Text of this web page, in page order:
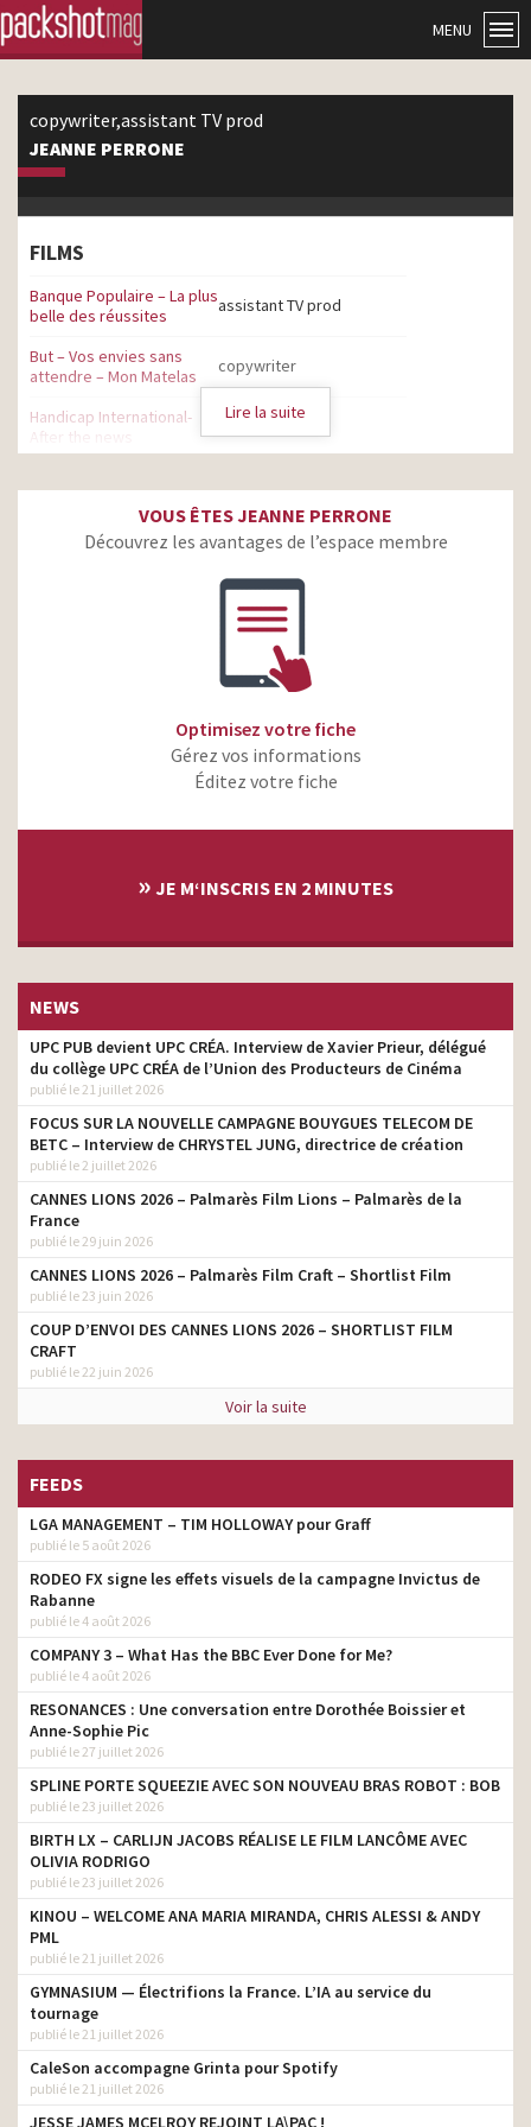
MENU
copywriter,assistant TV prod
JEANNE PERRONE
FILMS
Banque Populaire – La plus
belle des réussites
assistant TV prod
But – Vos envies sans
attendre – Mon Matelas
copywriter
Handicap International-
After the news
attendre – Mon Fauteuil
copywriter
Lire la suite
VOUS ÊTES JEANNE PERRONE
Découvrez les avantages de l’espace membre
Optimisez votre fiche
Gérez vos informations
Éditez votre fiche
» JE M‘INSCRIS EN 2 MINUTES
NEWS
UPC PUB devient UPC CRÉA. Interview de Xavier Prieur, délégué
du collège UPC CRÉA de l’Union des Producteurs de Cinéma
publié le 21 juillet 2026
FOCUS SUR LA NOUVELLE CAMPAGNE BOUYGUES TELECOM DE
BETC – Interview de CHRYSTEL JUNG, directrice de création
publié le 2 juillet 2026
CANNES LIONS 2026 – Palmarès Film Lions – Palmarès de la
France
publié le 29 juin 2026
CANNES LIONS 2026 – Palmarès Film Craft – Shortlist Film
publié le 23 juin 2026
COUP D’ENVOI DES CANNES LIONS 2026 – SHORTLIST FILM
CRAFT
publié le 22 juin 2026
Voir la suite
FEEDS
LGA MANAGEMENT – TIM HOLLOWAY pour Graff
publié le 5 août 2026
RODEO FX signe les effets visuels de la campagne Invictus de
Rabanne
publié le 4 août 2026
COMPANY 3 – What Has the BBC Ever Done for Me?
publié le 4 août 2026
RESONANCES : Une conversation entre Dorothée Boissier et
Anne-Sophie Pic
publié le 27 juillet 2026
SPLINE PORTE SQUEEZIE AVEC SON NOUVEAU BRAS ROBOT : BOB
publié le 23 juillet 2026
BIRTH LX – CARLIJN JACOBS RÉALISE LE FILM LANCÔME AVEC
OLIVIA RODRIGO
publié le 23 juillet 2026
KINOU – WELCOME ANA MARIA MIRANDA, CHRIS ALESSI & ANDY
PML
publié le 21 juillet 2026
GYMNASIUM — Électrifions la France. L’IA au service du
tournage
publié le 21 juillet 2026
CaleSon accompagne Grinta pour Spotify
publié le 21 juillet 2026
JESSE JAMES MCELROY REJOINT LA\PAC !